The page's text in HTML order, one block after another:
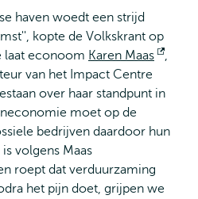
haven woedt een strijd
kopte de Volkskrant op
laat econoom Karen Maas
,
van het Impact Centre
over haar standpunt in
moet op de
bedrijven daardoor hun
volgens Maas
roept dat verduurzaming
het pijn doet, grijpen we